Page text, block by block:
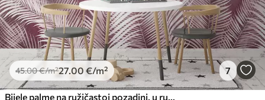
45.00€/m²27 .00 €/m² 7